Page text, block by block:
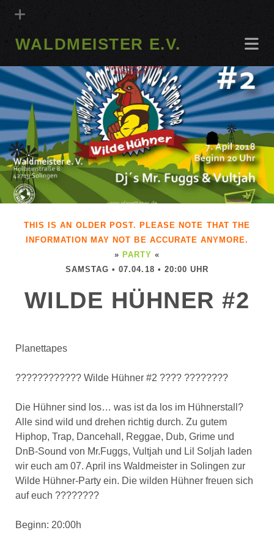
WALDMEISTER E.V.
THIS IS AN OLDER POST. PLEASE NOTE THAT THE
INFORMATION MAY NOT BE ACCURATE ANYMORE.
» PARTY «
SAMSTAG • 07.04.18 • 20:00 UHR
WILDE HÜHNER #2
Planettapes
???????????? Wilde Hühner #2 ???? ????????
Die Hühner sind los… was ist da los im Hühnerstall?
Alle sind wild und drehen richtig durch. Zu gutem
Hiphop, Trap, Dancehall, Reggae, Dub, Grime und
DnB-Sound von Mr.Fuggs, Vultjah und Lil Soljah laden
wir euch am 07. April ins Waldmeister in Solingen zur
Wilde Hühner-Party ein. Die wilden Hühner freuen sich
auf euch ????????
Beginn: 20:00h